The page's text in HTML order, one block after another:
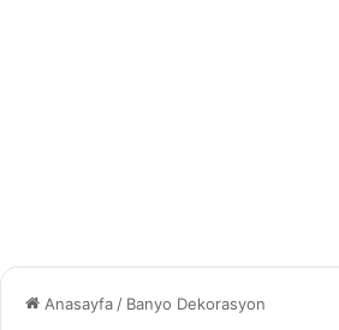
Anasayfa / Banyo Dekorasyon